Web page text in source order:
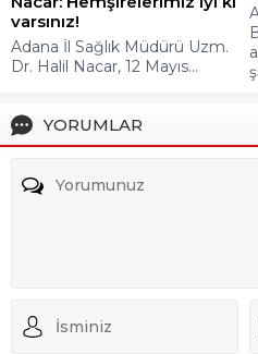
varsınız!
Adana İl Sağlık Müdürü Uzm.
Dr. Halil Nacar, 12 Mayıs...
YORUMLAR